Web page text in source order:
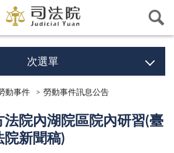
次選單
動事件 勞動事件訊息公告
法院內湖院區院內研習(臺
院新聞稿)